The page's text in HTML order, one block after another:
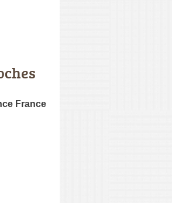
France